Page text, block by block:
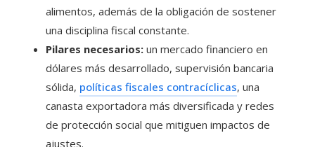
alimentos, además de la obligación de sostener
una disciplina fiscal constante.
Pilares necesarios: un mercado financiero en
dólares más desarrollado, supervisión bancaria
sólida, políticas fiscales contracíclicas, una
canasta exportadora más diversificada y redes
de protección social que mitiguen impactos de
ajustes.